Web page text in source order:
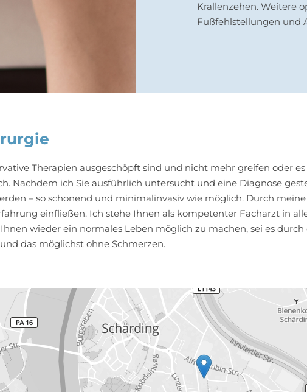
Krallenzehen. Weitere
Fußfehlstellungen und
Therapien ausgeschöpft sind und nicht mehr greifen oder
Nachdem ich Sie ausführlich untersucht und eine Diagnose
– so schonend und minimalinvasiv wie möglich. Durch
einfließen. Ich stehe Ihnen als kompetenter Facharzt in
Ihnen wieder ein normales Leben möglich zu machen, sei es
das möglichst ohne Schmerzen.